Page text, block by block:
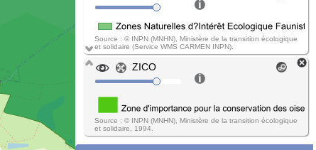
Source : © INPN (MNHN), Ministère de la transition écologique
et solidaire (Service WMS CARMEN INPN).
ZICO
Source : © INPN (MNHN), Ministère de la transition écologique
et solidaire, 1994.